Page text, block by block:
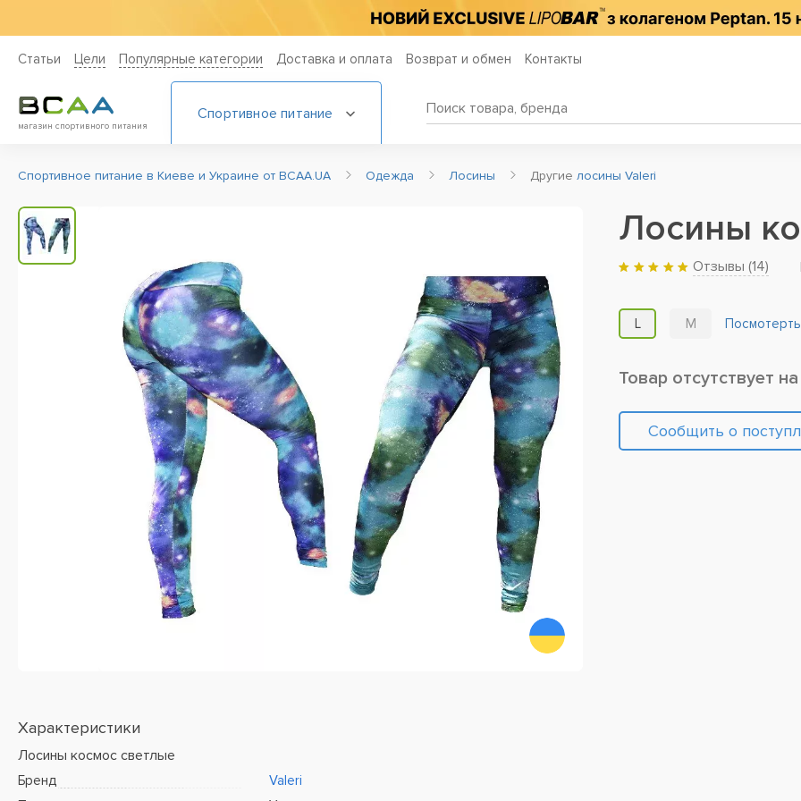
Статьи Цели Популярные категории Доставка и оплата Возврат и обмен Контакты
магазин спортивного питания
Спортивное питание
Спортивное питание в Киеве и Украине от BCAA.UA Одежда Лосины Другие лосины Valeri
Характеристики
Лосины космос светлые
Бренд
Valeri
Лосины
Отзывы (14)
L M
Товар отсутствует
Сообщить о